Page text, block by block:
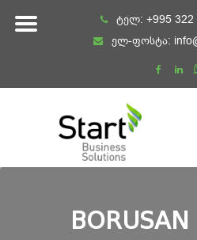
ტელ: +995 322
ელ-ფოსტა: